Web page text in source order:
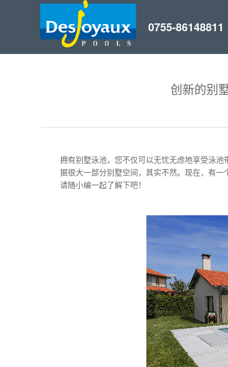
创新的别
拥有别墅泳池，您不仅可以无忧无虑地享受泳
据很大一部分别墅空间，其实不然。现在，有
请随小编一起了解下吧！